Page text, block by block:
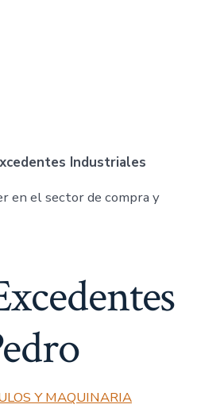
Industriales
en el sector de compra y
Y MAQUINARIA